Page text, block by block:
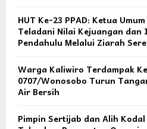
HUT Ke-23 PPAD: Ketua
Teladani Nilai Kejuangan
Pendahulu Melalui Ziarah
Warga Kaliwiro Terdampak
0707/Wonosobo Turun
Air Bersih
Pimpin Sertijab dan Alih